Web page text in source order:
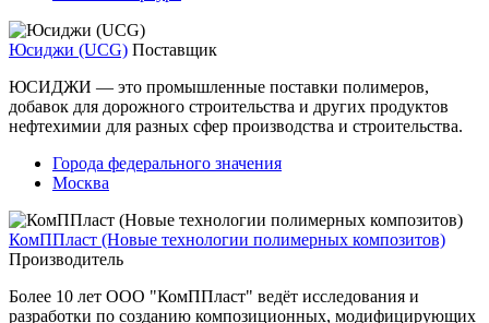
Юсиджи (UCG) Поставщик
ЮСИДЖИ — это промышленные поставки полимеров,
добавок для дорожного строительства и других продуктов
нефтехимии для разных сфер производства и строительства.
Города федерального значения
Москва
КомППласт (Новые технологии полимерных композитов)
Производитель
Более 10 лет ООО "КомППласт" ведёт исследования и
разработки по созданию композиционных, модифицирующих